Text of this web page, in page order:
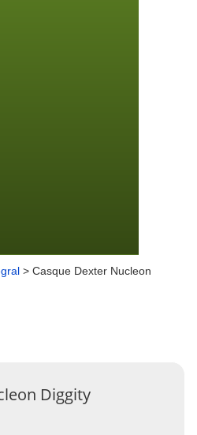
> Casque Dexter Nucleon
Diggity